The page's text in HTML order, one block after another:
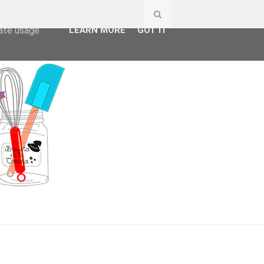
agent
usage
LEARN MORE GOT IT